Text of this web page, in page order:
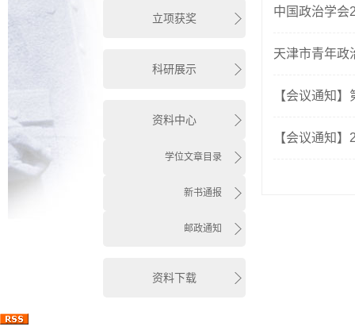
立项获奖
科研展示
资料中心
学位文章目录
新书通报
邮政通知
资料下载
中国政治学会
天津市青年政
【会议通知
【会议通知